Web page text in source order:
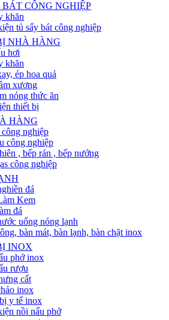
CÔNG NGHIỆP
khăn
tủ sấy bát công nghiệp
NHÀ HÀNG
hơi
khăn
ép hoa quả
xương
nóng thức ăn
thiết bị
HÀNG
nghiệp
công nghiệp
, bếp rán , bếp nướng
công nghiệp
đá
Kem
đá
uống nóng lạnh
bàn mát, bàn lạnh, bàn chặt inox
INOX
phở inox
rượu
cất
inox
y tế inox
nồi nấu phở